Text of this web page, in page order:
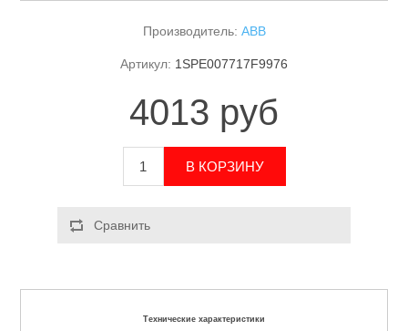
Производитель: ABB
Артикул: 1SPE007717F9976
4013 руб
Технические характеристики